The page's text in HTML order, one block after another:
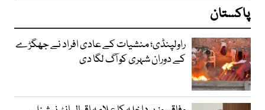
پاکستان
راولپنڈی؛ منشیات کے عادی افراد نے جھگڑے
کے دوران شہری کو آگ لگا دی